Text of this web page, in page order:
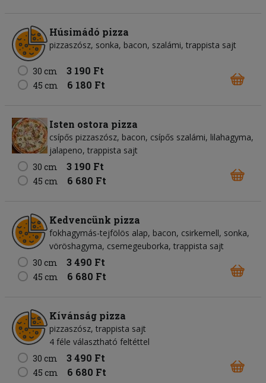
Húsimádó pizza
pizzaszósz, sonka, bacon, szalámi, trappista sajt
30 cm 3 190 Ft
45 cm 6 180 Ft
Isten ostora pizza
csípős pizzaszósz, bacon, csípős szalámi, lilahagyma,
jalapeno, trappista sajt
30 cm
3 190 Ft
45 cm 6 680 Ft
Kedvencünk pizza
fokhagymás-tejfölös alap, bacon, csirkemell, sonka,
vöröshagyma, csemegeuborka, trappista sajt
30 cm
3 490 Ft
45 cm 6 680 Ft
Kívánság pizza
pizzaszósz, trappista sajt
4 féle választható feltéttel
30 cm
3 490 Ft
45 cm 6 680 Ft